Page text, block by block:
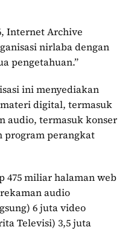
Internet Archive
nirlaba dengan
pengetahuan.”
ini menyediakan
digital, termasuk
audio, termasuk konser
program perangkat
475 miliar halaman web
audio
6 juta video
Televisi) 3,5 juta